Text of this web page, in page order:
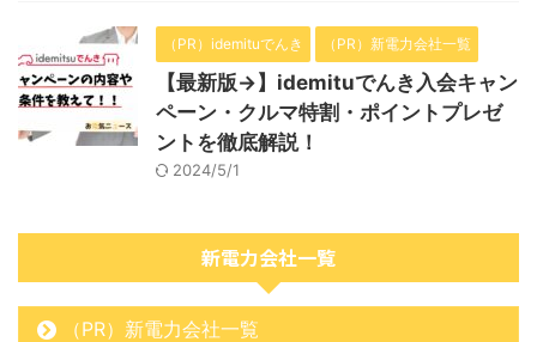
（PR）idemituでんき （PR）新電力会社一覧
【最新版→】idemituでんき入会キャン
ペーン・クルマ特割・ポイントプレゼ
ントを徹底解説！
2024/5/1
新電力会社一覧
（PR）新電力会社一覧